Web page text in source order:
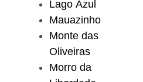
Lago Azul
Mauazinho
Monte das
Oliveiras
Morro da